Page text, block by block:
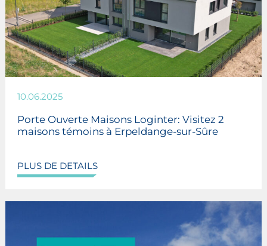
10.06.2025
Porte Ouverte Maisons Loginter: Visitez 2
maisons témoins à Erpeldange-sur-Sûre
PLUS DE DETAILS